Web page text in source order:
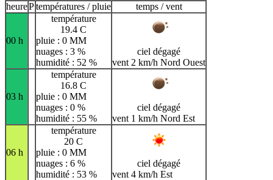
heurePtempératures / pluie temps / vent
00 h
température
19.4 C
pluie : 0 MM
nuages : 3 %
humidité : 52 %
ciel dégagé
vent 2 km/h Nord Ouest
03 h
température
16.8 C
pluie : 0 MM
nuages : 0 %
humidité : 55 %
ciel dégagé
vent 1 km/h Nord Est
06 h
température
20 C
pluie : 0 MM
nuages : 6 %
humidité : 53 %
ciel dégagé
vent 4 km/h Est